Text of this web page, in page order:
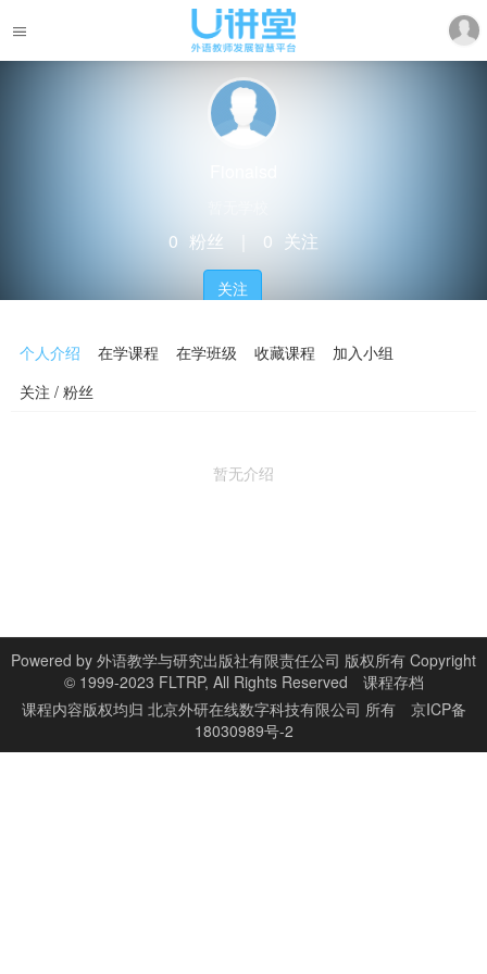
0 粉丝 0 关注
关注
个人介绍 在学课程 在学班级 收藏课程
加入小组
关注 / 粉丝
暂无介绍
Powered by 外语教学与研究出版社有限责任公司 版权所有 Copyright
© 1999-2023 FLTRP, All Rights Reserved
课程存档
课程内容版权均归 北京外研在线数字科技有限公司 所有
京ICP备
18030989号-2